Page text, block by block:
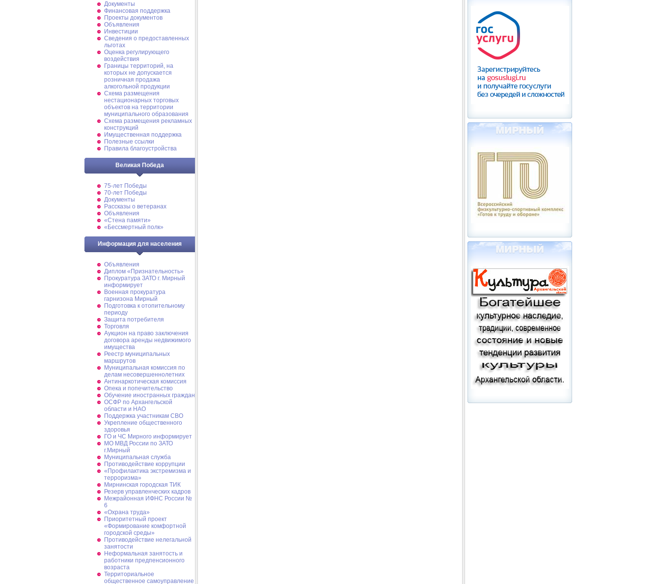
Документы
Финансовая поддержка
Проекты документов
Объявления
Инвестиции
Сведения о предоставленных
льготах
Оценка регулирующего
воздействия
Границы территорий, на
которых не допускается
розничная продажа
алкогольной продукции
Схема размещения
нестационарных торговых
объектов на территории
муниципального образования
Схема размещения рекламных
конструкций
Имущественная поддержка
Полезные ссылки
Правила благоустройства
Великая Победа
75-лет Победы
70-лет Победы
Документы
Рассказы о ветеранах
Объявления
«Стена памяти»
«Бессмертный полк»
Информация для населения
Объявления
Диплом «Признательность»
Прокуратура ЗАТО г. Мирный
информирует
Военная прокуратура
гарнизона Мирный
Подготовка к отопительному
периоду
Защита потребителя
Торговля
Аукцион на право заключения
договора аренды недвижимого
имущества
Реестр муниципальных
маршрутов
Муниципальная комиссия по
делам несовершеннолетних
Антинаркотическая комиссия
Опека и попечительство
Обучение иностранных граждан
ОСФР по Архангельской
области и НАО
Поддержка участникам СВО
Укрепление общественного
здоровья
ГО и ЧС Мирного информирует
МО МВД России по ЗАТО
г.Мирный
Муниципальная cлужба
Противодействие коррупции
«Профилактика экстремизма и
терроризма»
Мирнинская городская ТИК
Резерв управленческих кадров
Межрайонная ИФНС России №
6
«Охрана труда»
Приоритетный проект
«Формирование комфортной
городской среды»
Противодействие нелегальной
занятости
Неформальная занятость и
работники предпенсионного
возраста
Территориальное
общественное самоуправление